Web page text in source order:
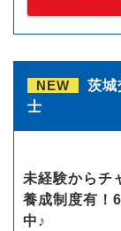
NEW
茨城
士
未経験からチ
養成制度有！
中♪